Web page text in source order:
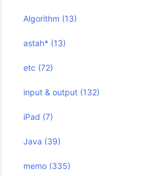
Algorithm (13)
astah* (13)
etc (72)
input & output (132)
iPad (7)
Java (39)
memo (335)